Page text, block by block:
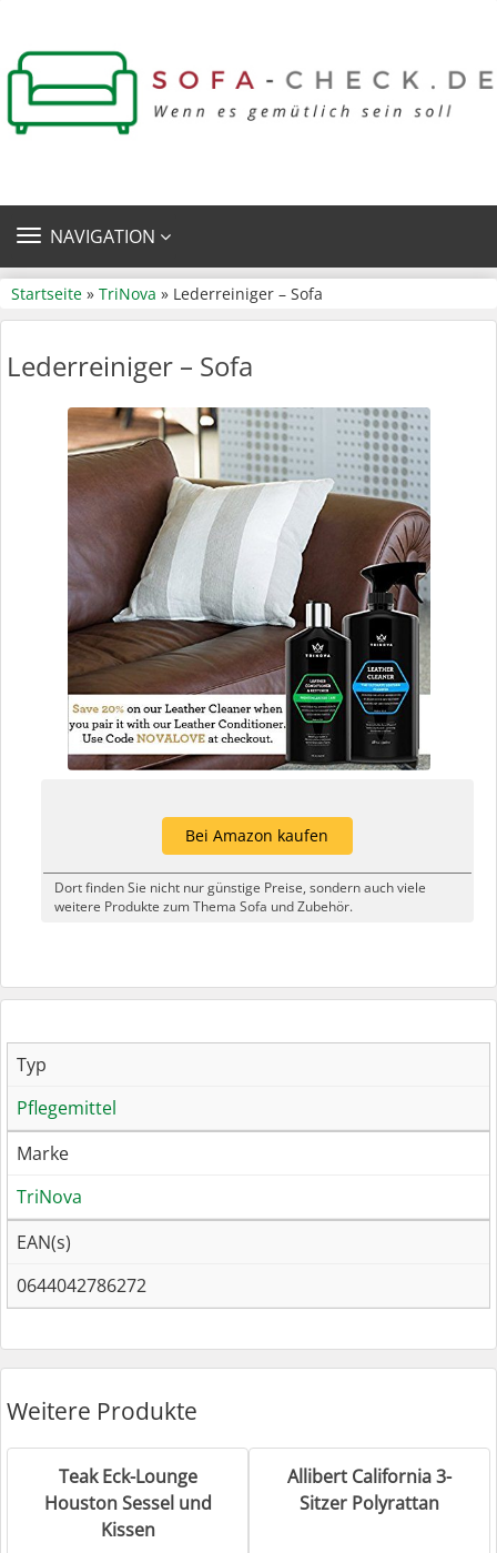
TOGGLE
NAVIGATION
Startseite » TriNova » Lederreiniger – Sofa
Lederreiniger – Sofa
Bei Amazon kaufen
Dort finden Sie nicht nur günstige Preise, sondern auch viele
weitere Produkte zum Thema Sofa und Zubehör.
Typ
Pflegemittel
Marke
TriNova
EAN(s)
0644042786272
Weitere Produkte
Teak Eck-Lounge
Houston Sessel und
Kissen
Allibert California 3-
Sitzer Polyrattan